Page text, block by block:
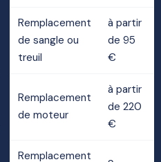
Remplacement
de sangle ou
treuil
à partir
de 95
€
Remplacement
de moteur
à partir
de 220
€
Remplacement